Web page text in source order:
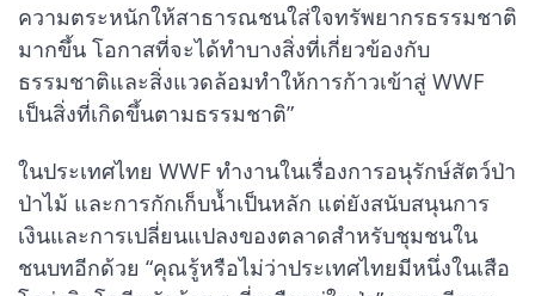
ความตระหนักให้สาธารณชนใส่ใจทรัพยากรธรรมชาติ
มากขึ้น โอกาสที่จะได้ทำบางสิ่งที่เกี่ยวข้องกับ
ธรรมชาติและสิ่งแวดล้อมทำให้การก้าวเข้าสู่ WWF
เป็นสิ่งที่เกิดขึ้นตามธรรมชาติ”
ในประเทศไทย WWF ทำงานในเรื่องการอนุรักษ์สัตว์ป่า
ป่าไม้ และการกักเก็บน้ำเป็นหลัก แต่ยังสนับสนุนการ
เงินและการเปลี่ยนแปลงของตลาดสำหรับชุมชนใน
ชนบทอีกด้วย “คุณรู้หรือไม่ว่าประเทศไทยมีหนึ่งในเสือ